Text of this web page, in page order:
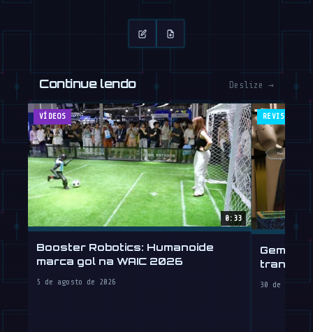
Continue lendo Deslize →
VÍDEOS
0:33
Booster Robotics: Humanoide
marca gol na WAIC 2026
5 de agosto de 2026
REVISTA
Gemini
30 de julho